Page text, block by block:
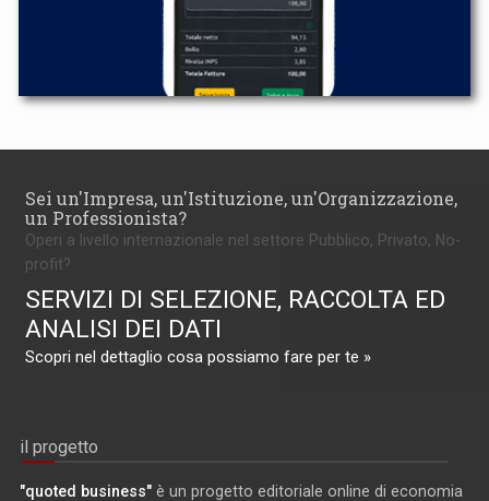
Sei un'Impresa, un'Istituzione, un'Organizzazione,
un Professionista?
Operi a livello internazionale nel settore Pubblico, Privato, No-
profit?
SERVIZI DI SELEZIONE, RACCOLTA ED
ANALISI DEI DATI
Scopri nel dettaglio cosa possiamo fare per te »
il progetto
"quoted business" è un progetto editoriale online di economia